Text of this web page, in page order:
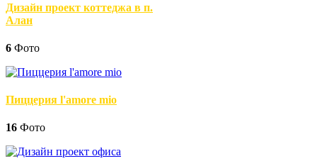
Дизайн проект коттеджа в п.
Алан
6 Фото
Пиццерия l'amore mio
16 Фото